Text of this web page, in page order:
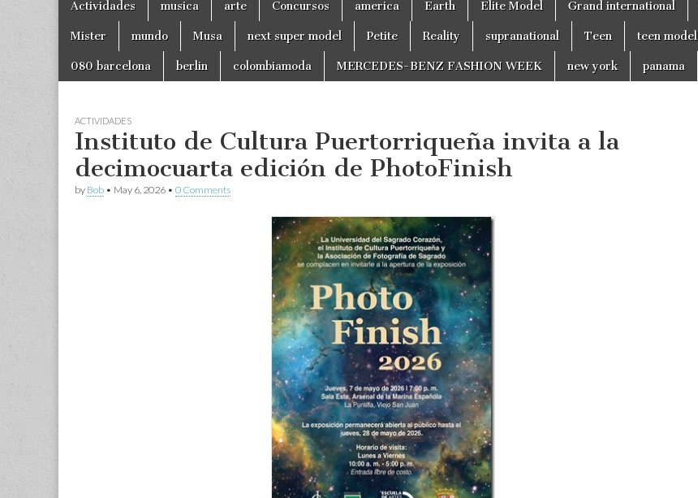
content
Actividades musica arte Concursos america Earth Elite Model Grand international
Mister mundo Musa next super model Petite Reality supranational Teen teen model
080 barcelona berlin colombiamoda MERCEDES-BENZ FASHION WEEK new york panama
ACTIVIDADES
Instituto de Cultura Puertorriqueña invita a la
decimocuarta edición de PhotoFinish
by Bob • May 6, 2026 • 0 Comments